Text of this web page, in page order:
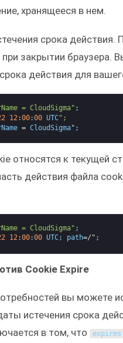
хранящееся в нем.
срока действия.
при закрытии браузера.
действия для
= CloudSigma" ;
12:00:00 UTC";
= CloudSigma" ;
относятся к текущей
действия файла
= CloudSigma" ;
12:00:00 UTC; path=/" ;
Cookie Expire
вы можете
истечения срока
в том, что
expires